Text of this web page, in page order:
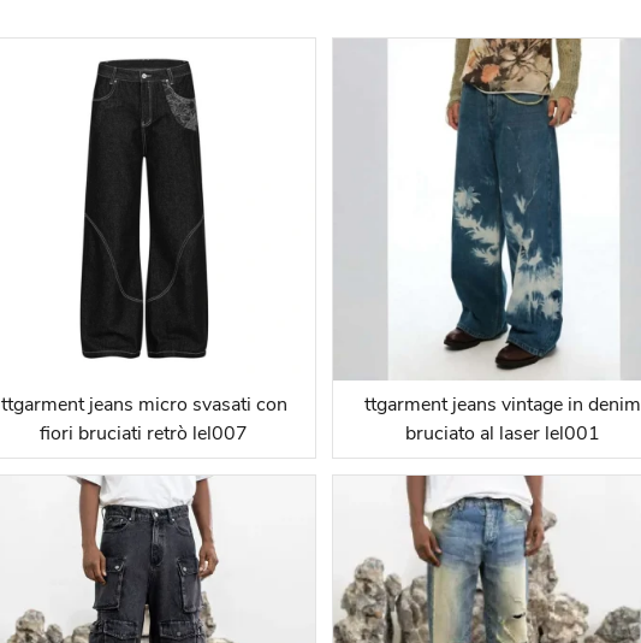
ttgarment jeans micro svasati con
fiori bruciati retrò lel007
ttgarment jeans vintage in denim
bruciato al laser lel001